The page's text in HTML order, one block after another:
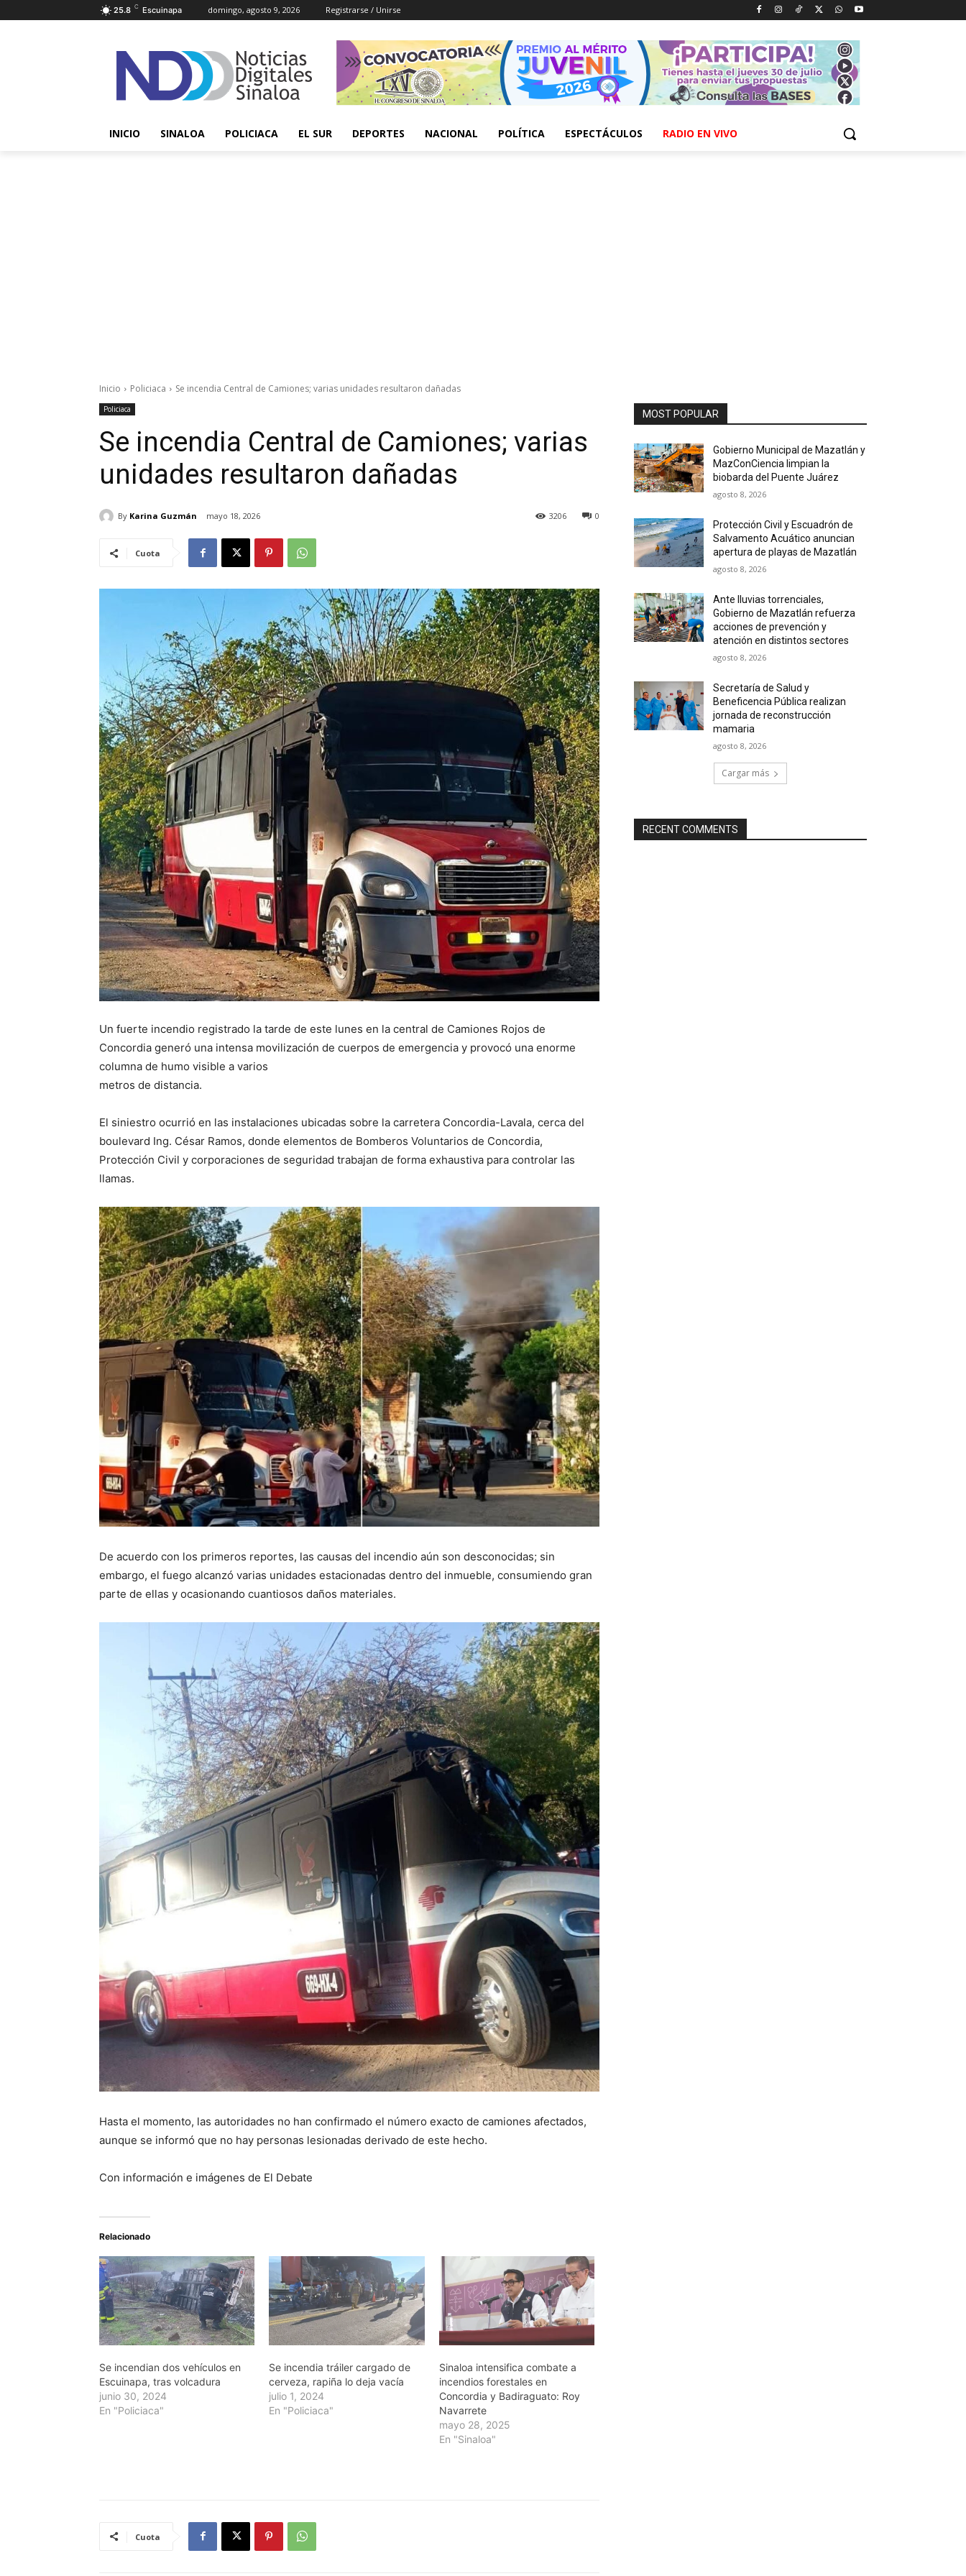
25.8 C Escuinapa domingo, agosto 9, 2026 Registrarse / Unirse
INICIO SINALOA POLICIACA EL SUR DEPORTES NACIONAL POLÍTICA ESPECTÁCULOS RADIO EN VIVO
Inicio Policiaca Se incendia Central de Camiones; varias unidades resultaron dañadas
Policiaca
Se incendia Central de Camiones; varias
unidades resultaron dañadas
By Karina Guzmán mayo 18, 2026 0
3206
Cuota
Un fuerte incendio registrado la tarde de este lunes en la central de Camiones Rojos de
Concordia generó una intensa movilización de cuerpos de emergencia y provocó una enorme
columna de humo visible a varios
metros de distancia.
El siniestro ocurrió en las instalaciones ubicadas sobre la carretera Concordia-Lavala, cerca del
boulevard Ing. César Ramos, donde elementos de Bomberos Voluntarios de Concordia,
Protección Civil y corporaciones de seguridad trabajan de forma exhaustiva para controlar las
llamas.
De acuerdo con los primeros reportes, las causas del incendio aún son desconocidas; sin
embargo, el fuego alcanzó varias unidades estacionadas dentro del inmueble, consumiendo gran
parte de ellas y ocasionando cuantiosos daños materiales.
Hasta el momento, las autoridades no han confirmado el número exacto de camiones afectados,
aunque se informó que no hay personas lesionadas derivado de este hecho.
Con información e imágenes de El Debate
Relacionado
Se incendian dos vehículos en
Escuinapa, tras volcadura
junio 30, 2024
En "Policiaca"
Se incendia tráiler cargado de
cerveza, rapiña lo deja vacía
julio 1, 2024
En "Policiaca"
Sinaloa intensifica combate a
incendios forestales en
Concordia y Badiraguato: Roy
Navarrete
mayo 28, 2025
En "Sinaloa"
Cuota
MOST POPULAR
Gobierno Municipal de Mazatlán y
MazConCiencia limpian la
biobarda del Puente Juárez
agosto 8, 2026
Protección Civil y Escuadrón de
Salvamento Acuático anuncian
apertura de playas de Mazatlán
agosto 8, 2026
Ante lluvias torrenciales,
Gobierno de Mazatlán refuerza
acciones de prevención y
atención en distintos sectores
agosto 8, 2026
Secretaría de Salud y
Beneficencia Pública realizan
jornada de reconstrucción
mamaria
agosto 8, 2026
Cargar más
RECENT COMMENTS